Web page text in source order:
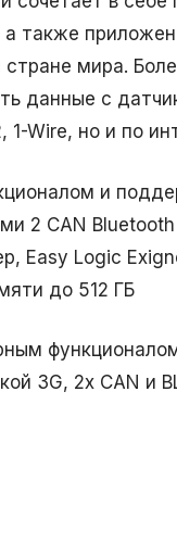
также
мира.
данные с
Wire, но и по
и
2 CAN
Easy Logic
до 512 ГБ
3G, 2х CAN и